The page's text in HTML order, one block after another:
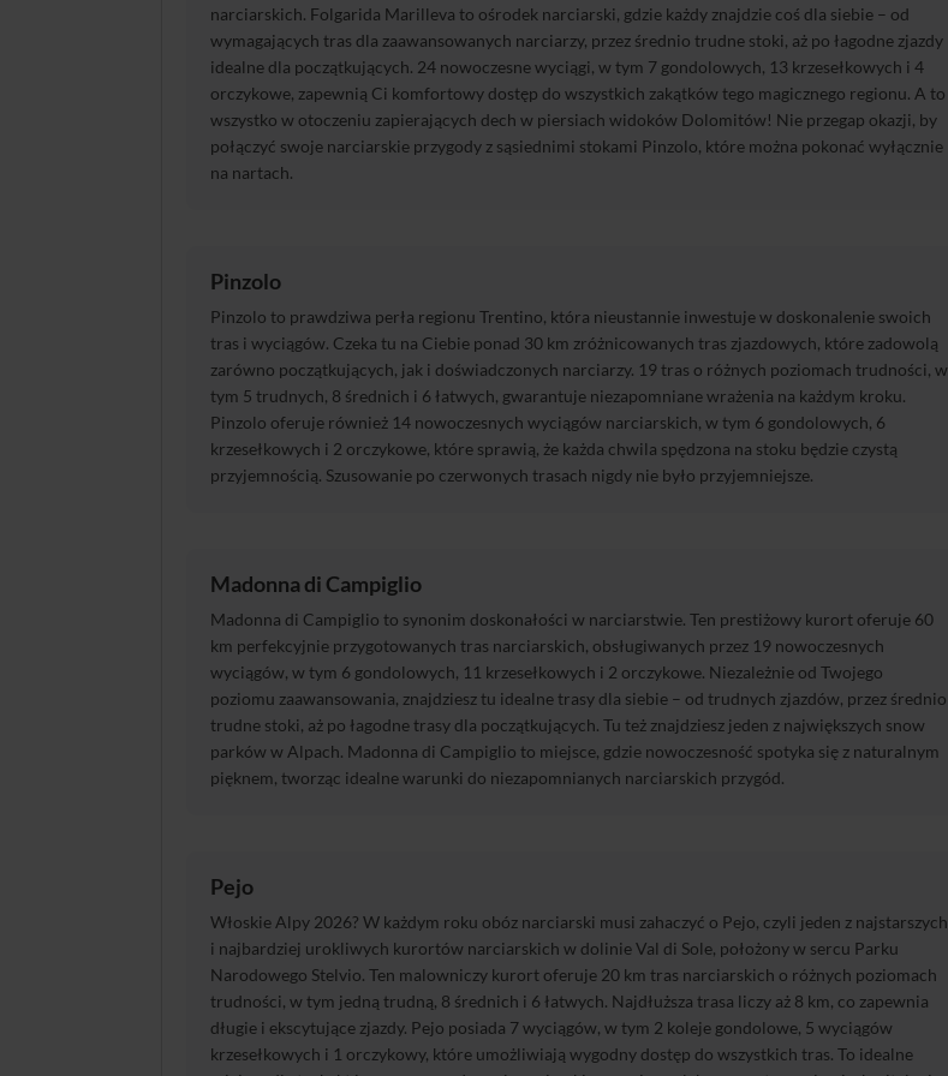
narciarskich. Folgarida Marilleva to ośrodek narciarski, gdzie każdy znajdzie coś dla siebie – od
wymagających tras dla zaawansowanych narciarzy, przez średnio trudne stoki, aż po łagodne zjazdy
idealne dla początkujących. 24 nowoczesne wyciągi, w tym 7 gondolowych, 13 krzesełkowych i 4
orczykowe, zapewnią Ci komfortowy dostęp do wszystkich zakątków tego magicznego regionu. A to
wszystko w otoczeniu zapierających dech w piersiach widoków Dolomitów! Nie przegap okazji, by
połączyć swoje narciarskie przygody z sąsiednimi stokami Pinzolo, które można pokonać wyłącznie
na nartach.
Pinzolo
Pinzolo to prawdziwa perła regionu Trentino, która nieustannie inwestuje w doskonalenie swoich
tras i wyciągów. Czeka tu na Ciebie ponad 30 km zróżnicowanych tras zjazdowych, które zadowolą
zarówno początkujących, jak i doświadczonych narciarzy. 19 tras o różnych poziomach trudności, w
tym 5 trudnych, 8 średnich i 6 łatwych, gwarantuje niezapomniane wrażenia na każdym kroku.
Pinzolo oferuje również 14 nowoczesnych wyciągów narciarskich, w tym 6 gondolowych, 6
krzesełkowych i 2 orczykowe, które sprawią, że każda chwila spędzona na stoku będzie czystą
przyjemnością. Szusowanie po czerwonych trasach nigdy nie było przyjemniejsze.
Madonna di Campiglio
Madonna di Campiglio to synonim doskonałości w narciarstwie. Ten prestiżowy kurort oferuje 60
km perfekcyjnie przygotowanych tras narciarskich, obsługiwanych przez 19 nowoczesnych
wyciągów, w tym 6 gondolowych, 11 krzesełkowych i 2 orczykowe. Niezależnie od Twojego
poziomu zaawansowania, znajdziesz tu idealne trasy dla siebie – od trudnych zjazdów, przez średnio
trudne stoki, aż po łagodne trasy dla początkujących. Tu też znajdziesz jeden z największych snow
parków w Alpach. Madonna di Campiglio to miejsce, gdzie nowoczesność spotyka się z naturalnym
pięknem, tworząc idealne warunki do niezapomnianych narciarskich przygód.
Pejo
Włoskie Alpy 2026? W każdym roku obóz narciarski musi zahaczyć o Pejo, czyli jeden z najstarszych
i najbardziej urokliwych kurortów narciarskich w dolinie Val di Sole, położony w sercu Parku
Narodowego Stelvio. Ten malowniczy kurort oferuje 20 km tras narciarskich o różnych poziomach
trudności, w tym jedną trudną, 8 średnich i 6 łatwych. Najdłuższa trasa liczy aż 8 km, co zapewnia
długie i ekscytujące zjazdy. Pejo posiada 7 wyciągów, w tym 2 koleje gondolowe, 5 wyciągów
krzesełkowych i 1 orczykowy, które umożliwiają wygodny dostęp do wszystkich tras. To idealne